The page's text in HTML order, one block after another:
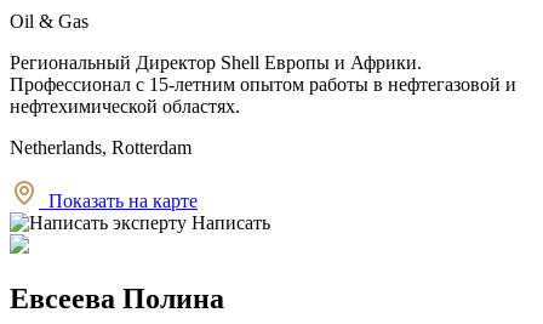
Oil & Gas
Региональный Директор Shell Европы и Африки.
Профессионал с 15-летним опытом работы в нефтегазовой и
нефтехимической областях.
Netherlands, Rotterdam
Показать на карте
Написать
Евсеева Полина